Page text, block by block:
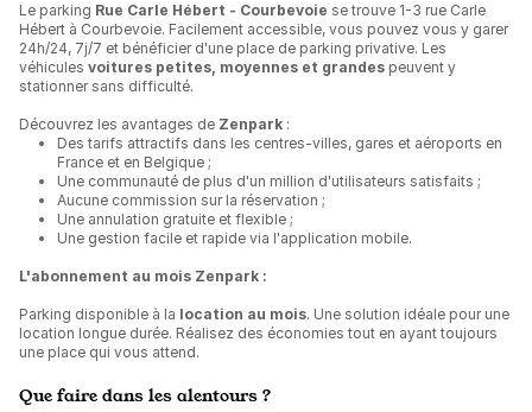
Le parking Rue Carle Hébert - Courbevoie se trouve 1-3 rue Carle
Hébert à Courbevoie. Facilement accessible, vous pouvez vous y garer
24h/24, 7j/7 et bénéficier d'une place de parking privative. Les
véhicules voitures petites, moyennes et grandes peuvent y
stationner sans difficulté.
Découvrez les avantages de Zenpark :
Des tarifs attractifs dans les centres-villes, gares et aéroports en
France et en Belgique ;
Une communauté de plus d'un million d'utilisateurs satisfaits ;
Aucune commission sur la réservation ;
Une annulation gratuite et flexible ;
Une gestion facile et rapide via l'application mobile.
L'abonnement au mois Zenpark :
Parking disponible à la location au mois. Une solution idéale pour une
location longue durée. Réalisez des économies tout en ayant toujours
une place qui vous attend.
Que faire dans les alentours ?